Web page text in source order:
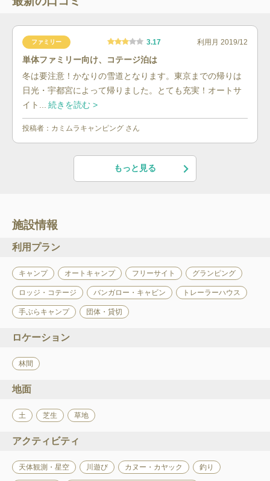
ファミリー 3.17 利用月 2019/12
単体ファミリー向け、コテージ泊は
冬は要注意！かなりの雪道となります。東京までの帰りは
日光・宇都宮によって帰りました。とても充実！オートサ
イト...
続きを読む >
投稿者： カミムラキャンピング さん
もっと見る
施設情報
利用プラン
キャンプ オートキャンプ フリーサイト グランピング
ロッジ・コテージ バンガロー・キャビン トレーラーハウス
手ぶらキャンプ 団体・貸切
ロケーション
林間
地面
土 芝生 草地
アクティビティ
天体観測・星空 川遊び カヌー・カヤック 釣り